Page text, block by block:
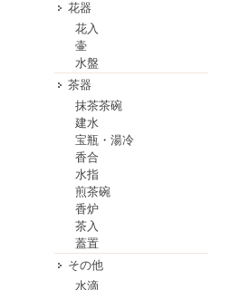
花器
花入
壷
水盤
茶器
抹茶茶碗
建水
宝瓶・湯冷
香合
水指
煎茶碗
香炉
茶入
蓋置
その他
水滴